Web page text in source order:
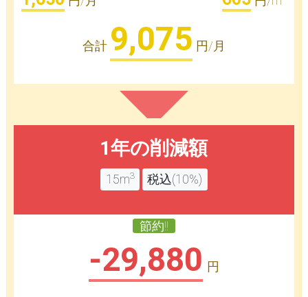
合計 9,075 円/月
1年の削減額
15m3 税込(10%)
節約!!
-29,880 円